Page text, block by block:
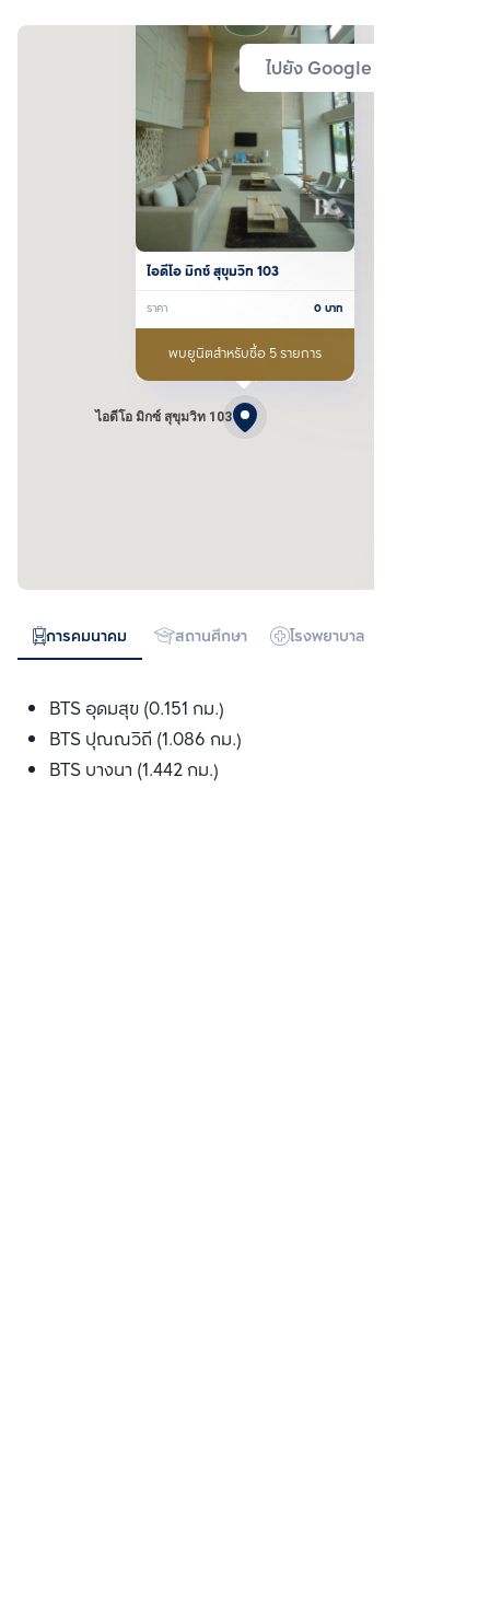
ไปยัง Google Map
ไอดีโอ มิกซ์ สุขุมวิท 103
ไอดีโอ มิกซ์ สุขุมวิท 103
ราคา 0 บาท
พบยูนิตสำหรับซื้อ 5 รายการ
การคมนาคม สถานศึกษา โรงพยาบาล
BTS อุดมสุข (0.151 กม.)
BTS ปุณณวิถี (1.086 กม.)
BTS บางนา (1.442 กม.)